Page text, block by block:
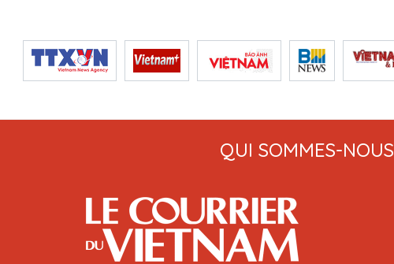
QUI SOMMES-NOUS